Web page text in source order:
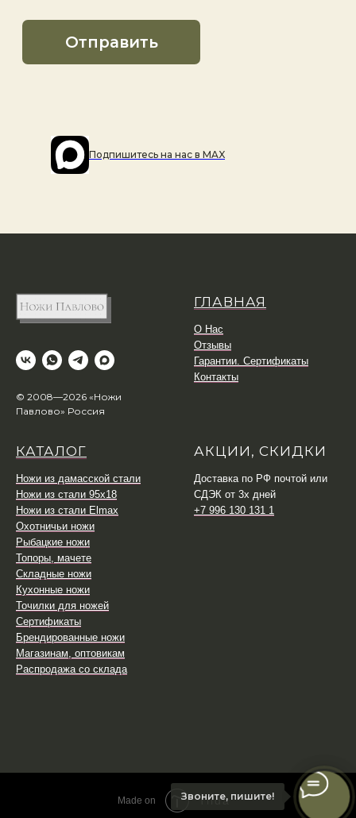
Подпишитесь на наc в MAX
© 2008—2026 «Ножи
Павлово» Россия
ГЛАВНАЯ
О Нас
Отзывы
Гарантии. Сертификаты
Контакты
КАТАЛОГ
Ножи из дамасской стали
Ножи из стали 95х18
Ножи из стали Elmax
Охотничьи ножи
Рыбацкие ножи
Топоры, мачете
Складные ножи
Кухонные ножи
Точилки для ножей
Сертификаты
Брендированные ножи
Магазинам, оптовикам
Распродажа со склада
АКЦИИ, СКИДКИ
Доставка по РФ почтой или
СДЭК от 3х дней
+7 996 130 131 1
Звоните, пишите!
Made on Tilda